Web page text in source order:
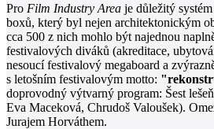
Pro Film Industry Area je důležitý
boxů, který byl nejen architektonickým
cca 500 z nich mohlo být najednou
festivalových diváků (akreditace,
nesoucí festivalový megaboard a
s letošním festivalovým motto:
doprovodný výtvarný program: Šest
Eva Maceková, Chrudoš Valoušek).
Jurajem Horváthem.